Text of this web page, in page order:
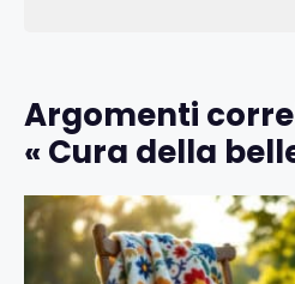
Argomenti
« Cura della